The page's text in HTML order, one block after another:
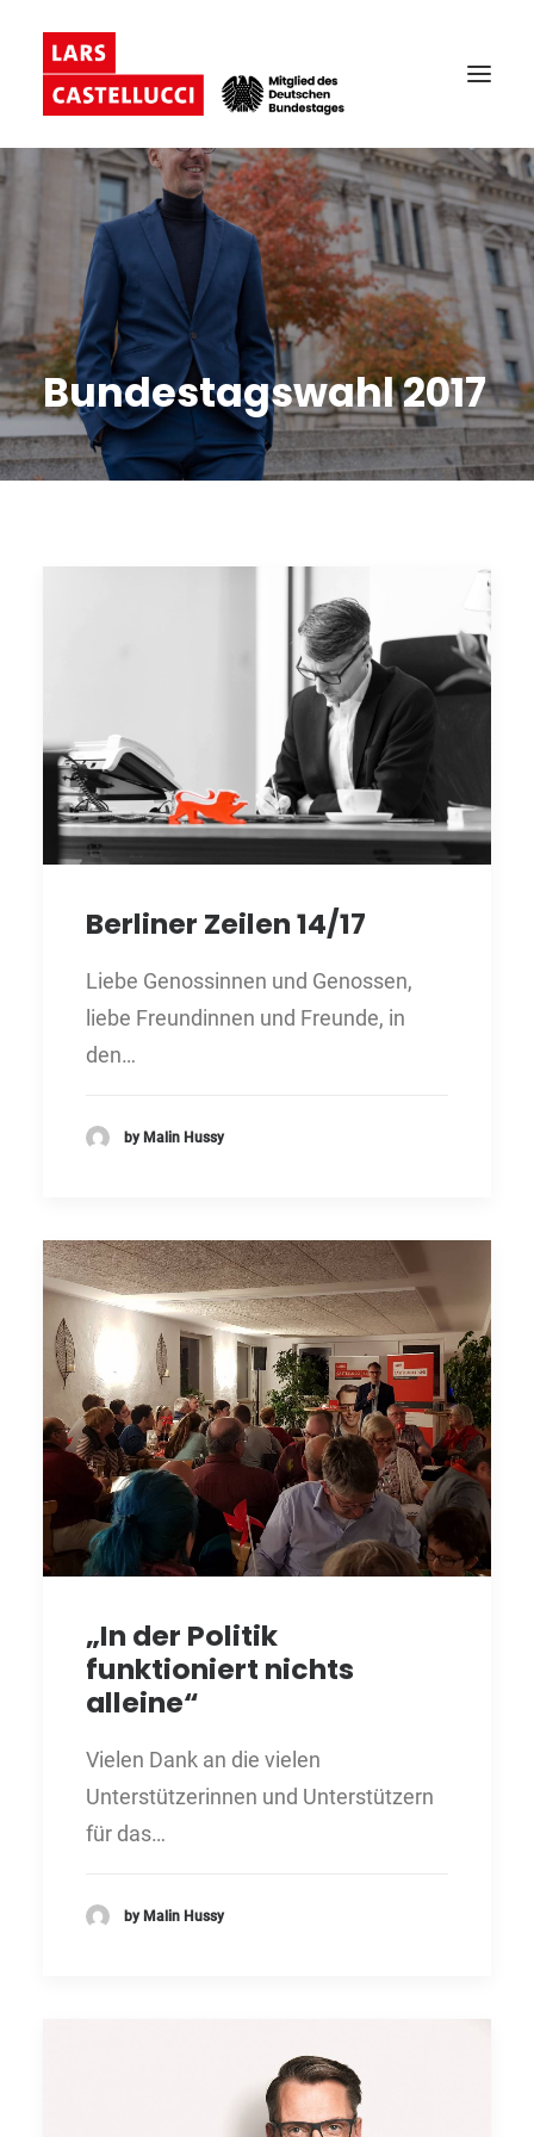
Bundestagswahl 2017
Berliner Zeilen 14/17
Liebe Genossinnen und Genossen,
liebe Freundinnen und Freunde, in
den…
by Malin Hussy
„In der Politik
funktioniert nichts
alleine“
Vielen Dank an die vielen
Unterstützerinnen und Unterstützern
für das…
by Malin Hussy